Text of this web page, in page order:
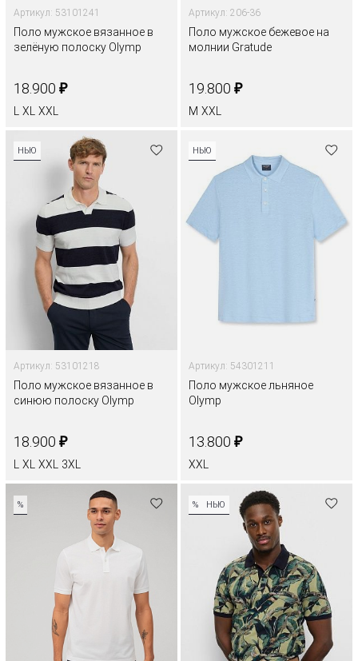
Артикул: 53101241
Поло мужское вязанное в
зелёную полоску Olymp
18.900 ₽
XL XXL
Артикул: 206-36
Поло мужское бежевое на
молнии Gratude
19.800 ₽
M XXL
НЬЮ
Артикул: 53101218
Поло мужское вязанное в
синюю полоску Olymp
18.900 ₽
XL XXL 3XL
НЬЮ
Артикул: 54301211
Поло мужское льняное
Olymp
13.800 ₽
XXL
% % НЬЮ